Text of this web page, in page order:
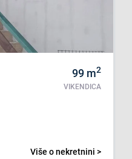
99 m2
VIKENDICA
Više o nekretnini >